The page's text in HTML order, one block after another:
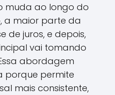
muda ao longo do
a maior parte da
de juros, e depois,
vai tomando
abordagem
porque permite
mais consistente,